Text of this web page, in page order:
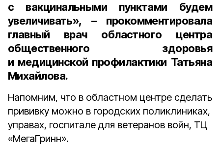
с вакцинальными пунктами будем
увеличивать», – прокомментировала
главный врач областного центра
общественного здоровья
и медицинской профилактики Татьяна
Михайлова.
Напомним, что в областном центре сделать
прививку можно в городских поликлиниках,
управах, госпитале для ветеранов войн, ТЦ
«МегаГринн».